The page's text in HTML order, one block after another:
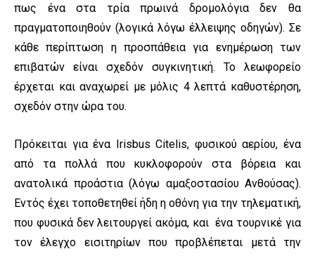
πως ένα στα τρία πρωινά δρομολόγια δεν θα
πραγματοποιηθούν (λογικά λόγω έλλειψης οδηγών). Σε
κάθε περίπτωση η προσπάθεια για ενημέρωση των
επιβατών είναι σχεδόν συγκινητική. Το λεωφορείο
έρχεται και αναχωρεί με μόλις 4 λεπτά καθυστέρηση,
σχεδόν στην ώρα του.
Πρόκειται για ένα Irisbus Citelis, φυσικού αερίου, ένα
από τα πολλά που κυκλοφορούν στα βόρεια και
ανατολικά προάστια (λόγω αμαξοστασίου Ανθούσας).
Εντός έχει τοποθετηθεί ήδη η οθόνη για την τηλεματική,
που φυσικά δεν λειτουργεί ακόμα, και ένα τουρνικέ για
τον έλεγχο εισιτηρίων που προβλέπεται μετά την